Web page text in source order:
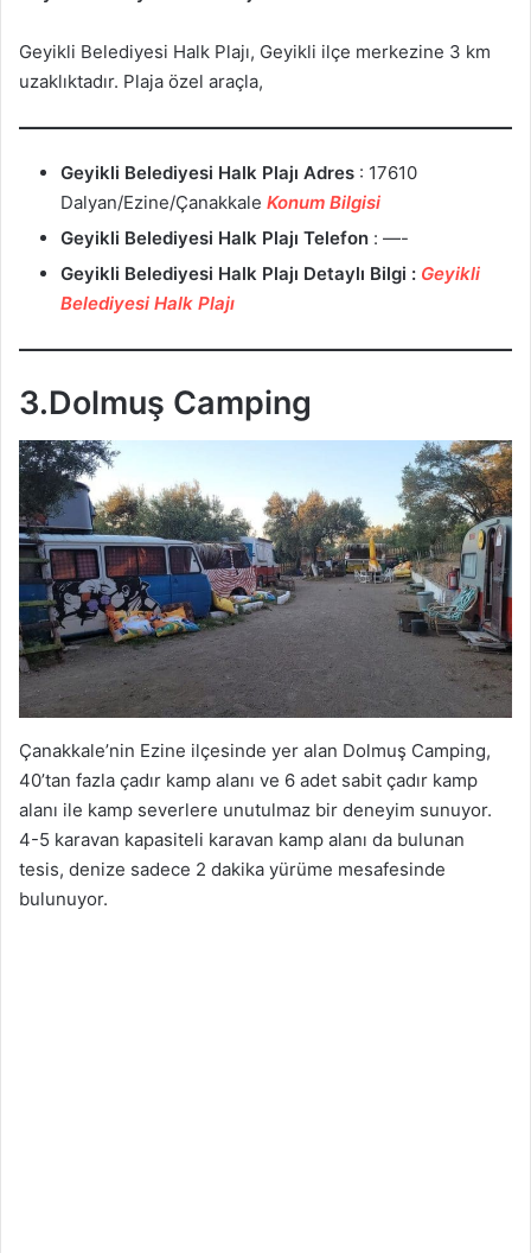
Geyikli Belediyesi Halk Plajı, Geyikli ilçe merkezine 3 km
uzaklıktadır. Plaja özel araçla,
Geyikli Belediyesi Halk Plajı Adres : 17610
Dalyan/Ezine/Çanakkale Konum Bilgisi
Geyikli Belediyesi Halk Plajı Telefon : —-
Geyikli Belediyesi Halk Plajı Detaylı Bilgi : Geyikli
Belediyesi Halk Plajı
3.Dolmuş Camping
Çanakkale’nin Ezine ilçesinde yer alan Dolmuş Camping,
40’tan fazla çadır kamp alanı ve 6 adet sabit çadır kamp
alanı ile kamp severlere unutulmaz bir deneyim sunuyor.
4-5 karavan kapasiteli karavan kamp alanı da bulunan
tesis, denize sadece 2 dakika yürüme mesafesinde
bulunuyor.